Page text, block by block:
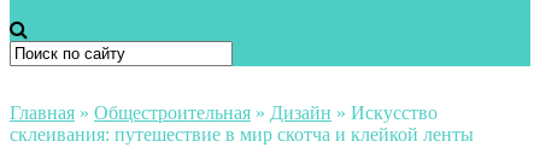
Главная » Общестроительная » Дизайн » Искусство
склеивания: путешествие в мир скотча и клейкой ленты